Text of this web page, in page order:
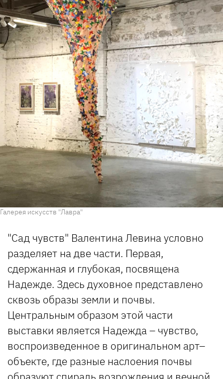
Галерея искусств "Лавра"
"Сад чувств" Валентина Левина условно
разделяет на две части. Первая,
сдержанная и глубокая, посвящена
Надежде. Здесь духовное представлено
сквозь образы земли и почвы.
Центральным образом этой части
выставки является Надежда – чувство,
воспроизведенное в оригинальном арт–
объекте, где разные наслоения почвы